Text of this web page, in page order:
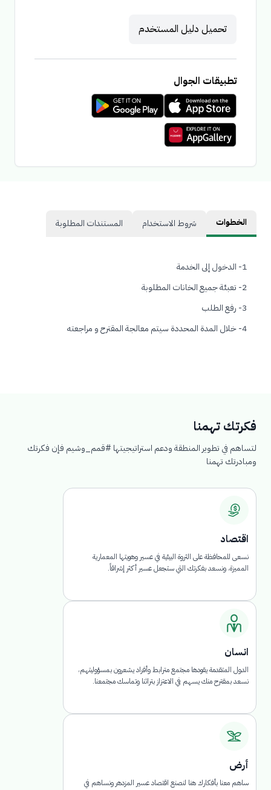
تحميل دليل المستخدم
تطبيقات الجوال
الخطوات شروط الاستخدام المستندات المطلوبة
1- الدخول إلى الخدمة
2- تعبئة جميع الخانات المطلوبة
3- رفع الطلب
4- خلال المدة المحددة سيتم معالجة المقترح و مراجعته
فكرتك تهمنا
لتساهم في تطوير المنطقة ودعم استراتيجيتها #قمم_وشيم فإن فكرتك
ومبادرتك تهمنا
اقتصاد
نسعى للمحافظة على الثروة البيئية في عسير وهويتها المعمارية
المميزة، ونسعد بفكرتك التي ستجعل عسير أكثر إشراقاً.
انسان
الدول المتقدمة يقودها مجتمع مترابط وأفراد يشعرون بمسؤوليتهم،
نسعد بمقترح منك يسهم في الاعتزاز بتراثنا وتماسك مجتمعنا.
أرض
ساهم معنا بأفكارك هنا لنصنع اقتصاد عسير المزدهر ونساهم في